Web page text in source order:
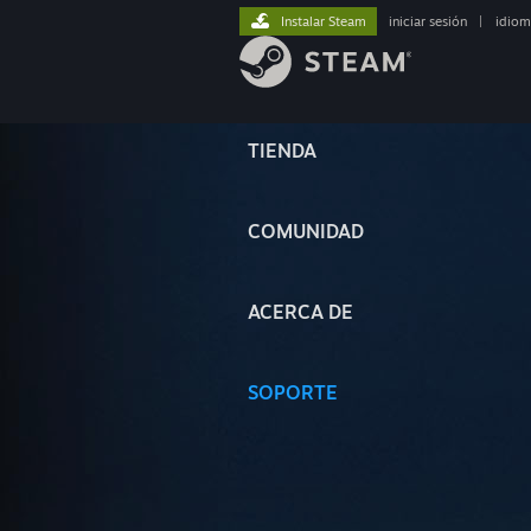
TIENDA
COMUNIDAD
ACERCA DE
SOPORTE
Instalar Steam iniciar sesión